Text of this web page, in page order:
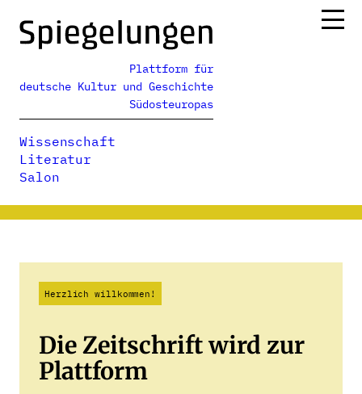
Inhalt
springen
Plattform für
deutsche Kultur und Geschichte
Südosteuropas
Wissenschaft
Literatur
Salon
Über uns
Podcasts
Herzlich willkommen!
Die Zeitschrift wird zur
Plattform